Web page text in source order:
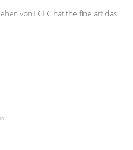
von LCFC hat the fine art das